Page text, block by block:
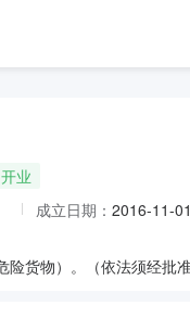
开业
成立日期： 2016-11-01